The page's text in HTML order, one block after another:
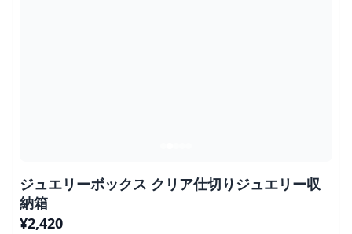
ジュエリーボックス クリア仕切りジュエリー収
納箱
¥2,420